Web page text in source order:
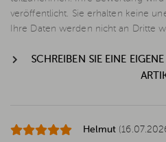
veröffentlicht. Sie erhalten keine
Ihre Daten werden nicht an Dritte
SCHREIBEN SIE EINE
Helmut